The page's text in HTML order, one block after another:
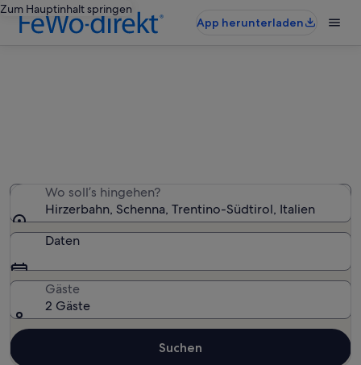
Zum Hauptinhalt springen
App herunterladen
Wo soll’s hingehen?
Hirzerbahn, Schenna, Trentino-Südtirol, Italien
Daten
Gäste
2 Gäste
Suchen